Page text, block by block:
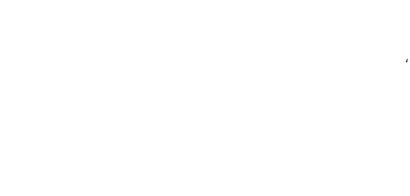
المزيد من الميزات لضمان الأمان والسرية أكثر من معظم خدمات الترجمة الأخرى. في MotaWord ،